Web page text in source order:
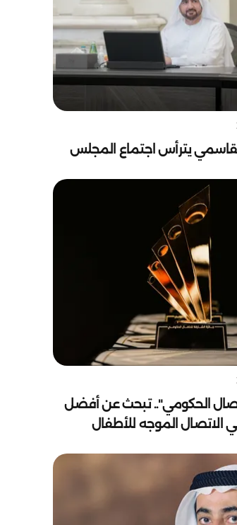
يترأس اجتماع المجلس
الحكومي".. تبحث عن أفضل
في الاتصال الموجه للأطفال